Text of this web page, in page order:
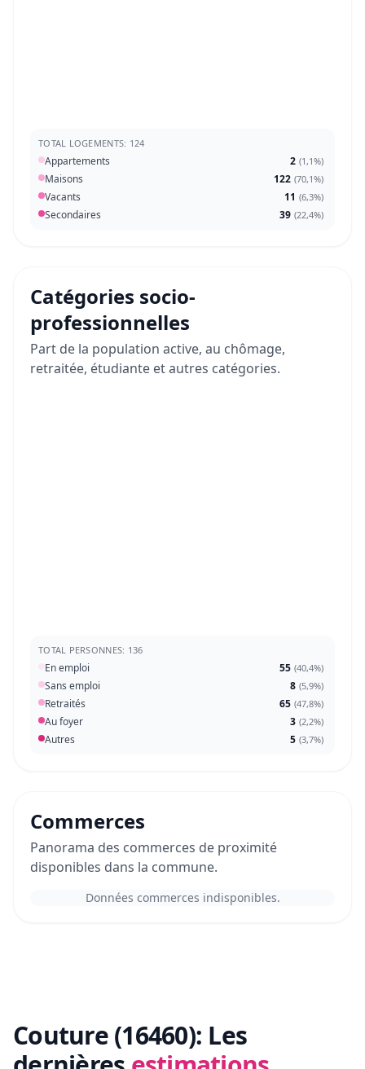
TOTAL LOGEMENTS: 124
Appartements 2 (1,1%)
Maisons 122 (70,1%)
Vacants 11 (6,3%)
Secondaires 39 (22,4%)
Catégories socio-
professionnelles
Part de la population active, au chômage,
retraitée, étudiante et autres catégories.
TOTAL PERSONNES: 136
En emploi 55 (40,4%)
Sans emploi 8 (5,9%)
Retraités 65 (47,8%)
Au foyer 3 (2,2%)
Autres 5 (3,7%)
Commerces
Panorama des commerces de proximité
disponibles dans la commune.
Données commerces indisponibles.
Couture (16460): Les